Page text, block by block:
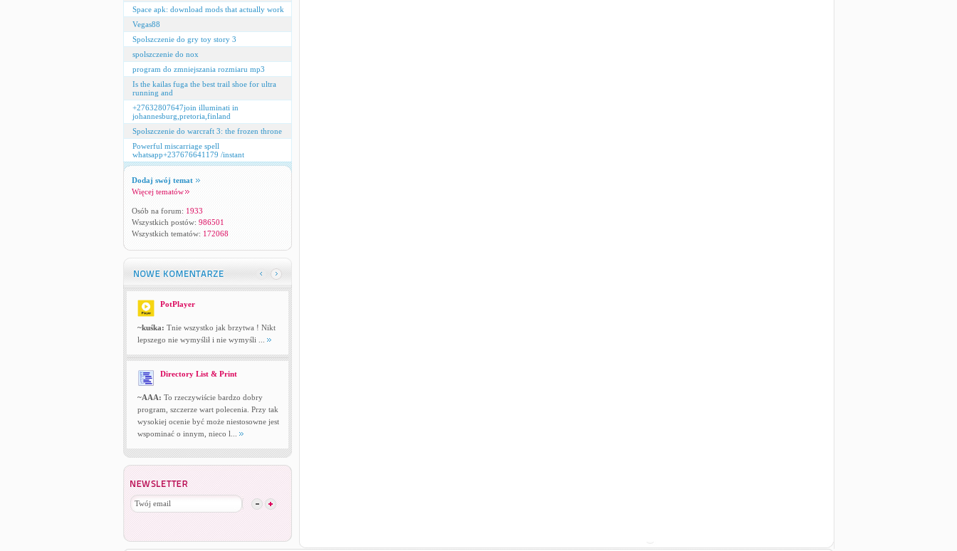
Space apk: download mods that actually work
Vegas88
Spolszczenie do gry toy story 3
spolszczenie do nox
program do zmniejszania rozmiaru mp3
Is the kailas fuga the best trail shoe for ultra
running and
+27632807647join illuminati in
johannesburg,pretoria,finland
Spolszczenie do warcraft 3: the frozen throne
Powerful miscarriage spell
whatsapp+237676641179 /instant
Dodaj swój temat
Więcej tematów
Osób na forum: 1933
Wszystkich postów: 986501
Wszystkich tematów: 172068
PotPlayer
~kuśka: Tnie wszystko jak brzytwa ! Nikt
lepszego nie wymyślił i nie wymyśli ...
Directory List & Print
~AAA: To rzeczywiście bardzo dobry
program, szczerze wart polecenia. Przy tak
wysokiej ocenie być może niestosowne jest
wspominać o innym, nieco l...